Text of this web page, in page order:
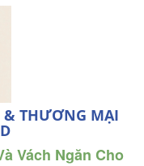
& THƯƠNG MẠI
Vách Ngăn Cho